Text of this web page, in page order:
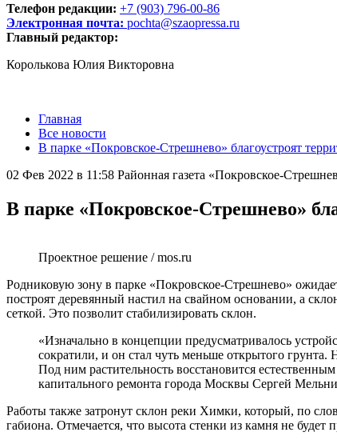
Телефон редакции: +7 (903) 796-00-86
Электронная почта: pochta@szaopressa.ru
Главный редактор:
Королькова Юлия Викторовна
Главная
Все новости
В парке «Покровское-Стрешнево» благоустроят
02 Фев 2022 в 11:58 Районная газета «Покровское-
В парке «Покровское-Стрешнево»
Проектное решение / mos.ru
Родниковую зону в парке «Покровское-Стрешнево»
построят деревянный настил на свайном основании, а
сеткой. Это позволит стабилизировать склон.
«Изначально в концепции предусматривалось
сократили, и он стал чуть меньше открытого грунта.
Под ним растительность восстановится
капитального ремонта города Москвы Сергей
Работы также затронут склон реки Химки, который, по
габиона. Отмечается, что высота стенки из камня не